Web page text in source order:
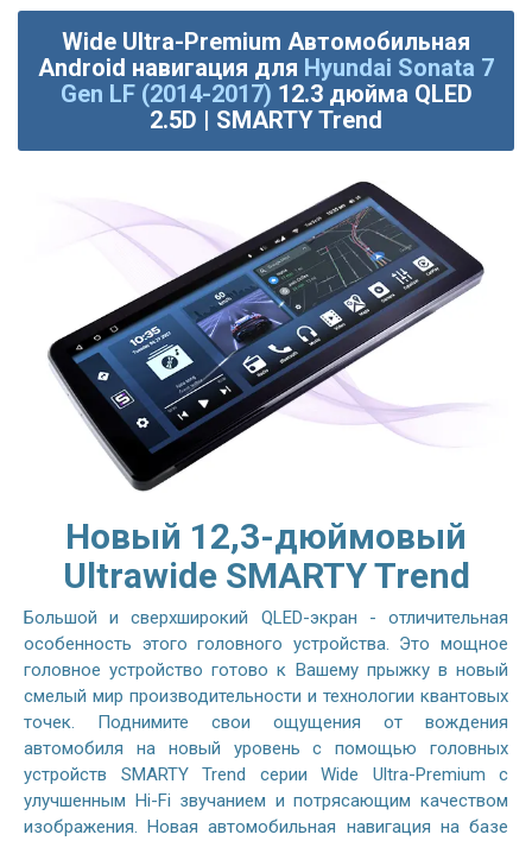
Wide Ultra-Premium Автомобильная
Android навигация для Hyundai Sonata 7
Gen LF (2014-2017) 12.3 дюйма QLED
2.5D | SMARTY Trend
Новый 12,3-дюймовый
Ultrawide SMARTY Trend
Большой и сверхширокий QLED-экран - отличительная
особенность этого головного устройства. Это мощное
головное устройство готово к Вашему прыжку в новый
смелый мир производительности и технологии квантовых
точек. Поднимите свои ощущения от вождения
автомобиля на новый уровень с помощью головных
устройств SMARTY Trend серии Wide Ultra-Premium с
улучшенным Hi-Fi звучанием и потрясающим качеством
изображения. Новая автомобильная навигация на базе